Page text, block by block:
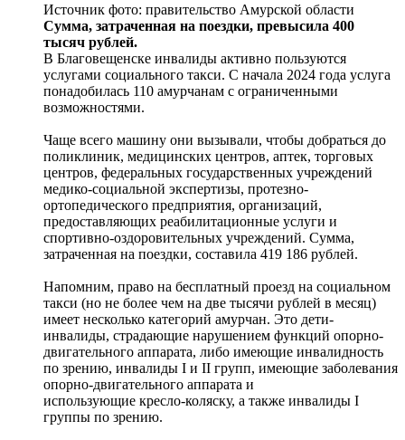
Источник фото: правительство Амурской области
Сумма, затраченная на поездки, превысила 400
тысяч рублей.
В Благовещенске инвалиды активно пользуются
услугами социального такси. С начала 2024 года услуга
понадобилась 110 амурчанам с ограниченными
возможностями.
Чаще всего машину они вызывали, чтобы добраться до
поликлиник, медицинских центров, аптек, торговых
центров, федеральных государственных учреждений
медико-социальной экспертизы, протезно-
ортопедического предприятия, организаций,
предоставляющих реабилитационные услуги и
спортивно-оздоровительных учреждений. Сумма,
затраченная на поездки, составила 419 186 рублей.
Напомним, право на бесплатный проезд на социальном
такси (но не более чем на две тысячи рублей в месяц)
имеет несколько категорий амурчан. Это дети-
инвалиды, страдающие нарушением функций опорно-
двигательного аппарата, либо имеющие инвалидность
по зрению, инвалиды I и II групп, имеющие заболевания
опорно-двигательного аппарата и
использующие кресло-коляску, а также инвалиды I
группы по зрению.